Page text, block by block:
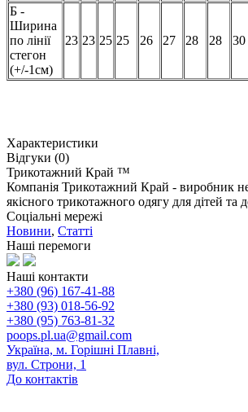
Б -
Ширина
по лінії
стегон
(+/-1см)
23 23 25 25 26 27 28 28 30
Характеристики
Відгуки (0)
Трикотажний Край ™
Компанія Трикотажний Край - виробник
якісного трикотажного одягу для дітей та
Соціальні мережі
Новини, Статті
Наші перемоги
Наші контакти
+380 (96) 167-41-88
+380 (93) 018-56-92
+380 (95) 763-81-32
poops.pl.ua@gmail.com
Україна, м. Горішні Плавні,
вул. Строни, 1
До контактів